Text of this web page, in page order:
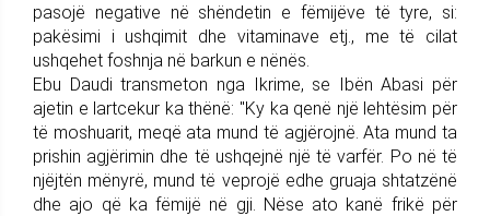
pasojë negative në shëndetin e fëmijëve të tyre, si:
pakësimi i ushqimit dhe vitaminave etj., me të cilat
ushqehet foshnja në barkun e nënës.
Ebu Daudi transmeton nga Ikrime, se Ibën Abasi për
ajetin e lartcekur ka thënë: "Ky ka qenë një lehtësim për
të moshuarit, meqë ata mund të agjërojnë. Ata mund ta
prishin agjërimin dhe të ushqejnë një të varfër. Po në të
njëjtën mënyrë, mund të veprojë edhe gruaja shtatzënë
dhe ajo që ka fëmijë në gji. Nëse ato kanë frikë për